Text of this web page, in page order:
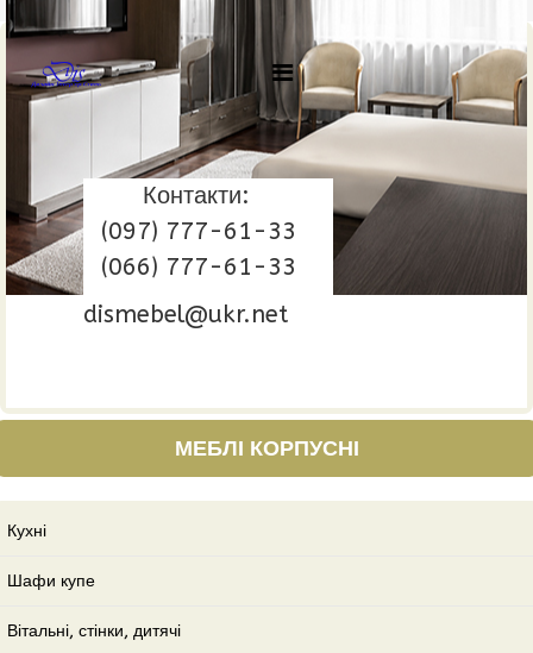
Контакти:
(097) 777-61-33
(066) 777-61-33
dismebel@ukr.net
МЕБЛІ КОРПУСНІ
Кухні
Шафи купе
Вітальні, стінки, дитячі